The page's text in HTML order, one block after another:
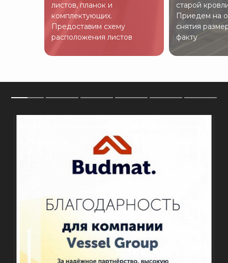
листов, планок и
комплектующих.
Предоставим схему
расположения листов
старой
Приедем на
снятия
факту